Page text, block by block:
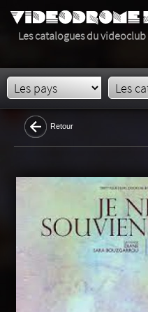
Les catalogues du videoclub
Retour